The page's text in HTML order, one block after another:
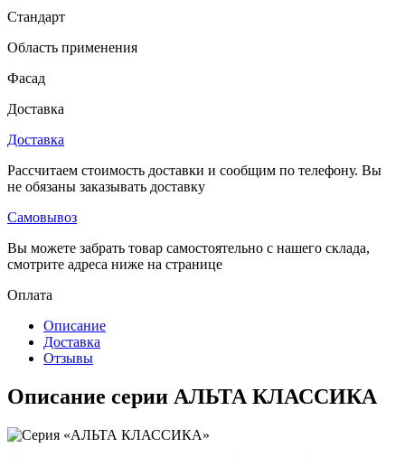
Стандарт
Область применения
Фасад
Доставка
Доставка
Рассчитаем стоимость доставки и сообщим по телефону. Вы
не обязаны заказывать доставку
Самовывоз
Вы можете забрать товар самостоятельно с нашего склада,
смотрите адреса ниже на странице
Оплата
Описание
Доставка
Отзывы
Описание серии АЛЬТА КЛАССИКА